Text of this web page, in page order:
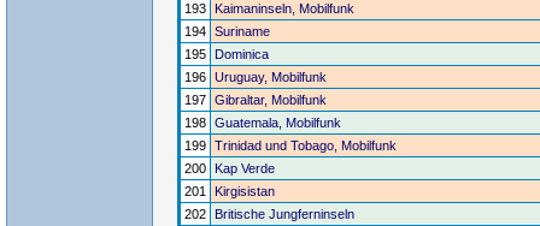
193 Kaimaninseln, Mobilfunk
194 Suriname
195
Dominica
196 Uruguay, Mobilfunk
197 Gibraltar, Mobilfunk
198 Guatemala, Mobilfunk
199 Trinidad und Tobago, Mobilfunk
200
Kap Verde
201
Kirgisistan
202
Britische Jungferninseln